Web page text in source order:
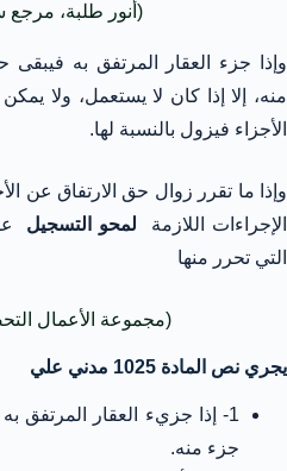
(أنور طلبة، مرجع
وإذا جزء العقار المرتفق به
منه، إلا إذا كان لا يستعمل، ولا
الأجزاء فيزول بالنسبة لها.
وإذا ما تقرر زوال حق الارتفاق عن
الإجراءات اللازمة لمحو التسجيل
التي تحرر منها
(مجموعة الأعمال التحضيرية
يجري نص المادة 1025 مدني علي
1- إذا جزيء العقار المرتفق
جزء منه.